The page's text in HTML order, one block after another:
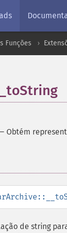
Funções
Obtém
de string